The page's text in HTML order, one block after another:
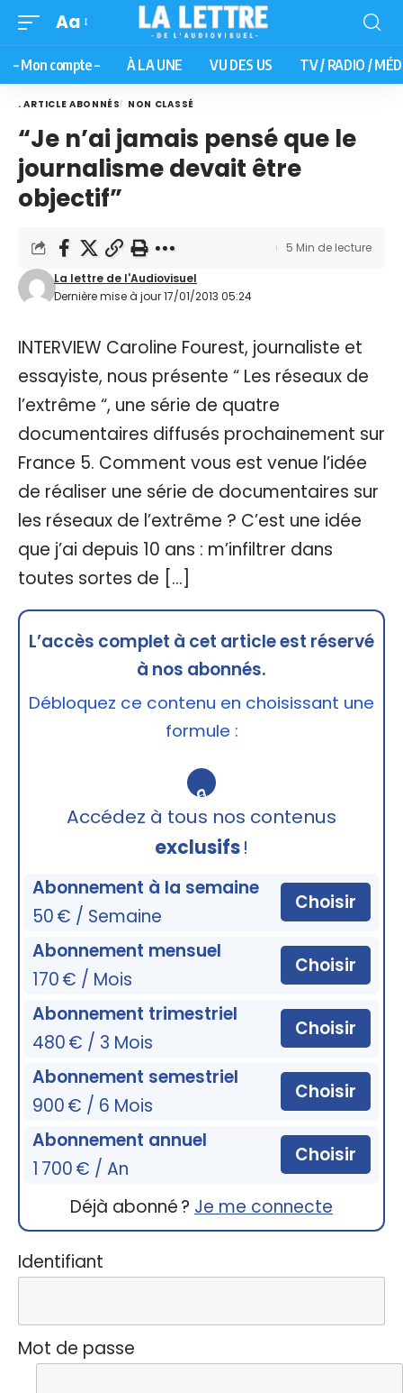
Aa
– Mon compte – À LA UNE VU DES US TV / RADIO /
. ARTICLE ABONNÉS NON CLASSÉ
“Je n’ai jamais pensé que le
journalisme devait être
objectif”
Dernière mise à jour 17/01/2013 05:24
La lettre de l'Audiovisuel
5 Min de lecture
INTERVIEW Caroline Fourest, journaliste et
essayiste, nous présente “ Les réseaux de
l’extrême “, une série de quatre
documentaires diffusés prochainement sur
France 5. Comment vous est venue l’idée
de réaliser une série de documentaires sur
les réseaux de l’extrême ? C’est une idée
que j’ai depuis 10 ans : m’infiltrer dans
toutes sortes de […]
L’accès complet à cet article est réservé
à nos abonnés.
Débloquez ce contenu en choisissant une
formule :
🔒
Accédez à tous nos contenus
exclusifs!
Abonnement à la semaine
50 € / Semaine
Choisir
Abonnement mensuel
170 € / Mois
Choisir
Abonnement trimestriel
480 € / 3 Mois
Choisir
Abonnement semestriel
900 € / 6 Mois
Choisir
Abonnement annuel
1 700 € / An
Choisir
Déjà abonné ? Je me connecte
Identifiant
Mot de passe